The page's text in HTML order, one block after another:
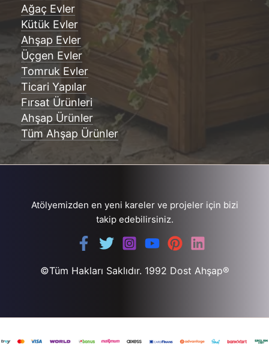
Ağaç Evler
Kütük Evler
Ahşap Evler
Üçgen Evler
Tomruk Evler
Ticari Yapılar
Fırsat Ürünleri
Ahşap Ürünler
Tüm Ahşap Ürünler
Atölyemizden en yeni kareler ve projeler için bizi
takip edebilirsiniz.
©Tüm Hakları Saklıdır. 1992 Dost Ahşap®